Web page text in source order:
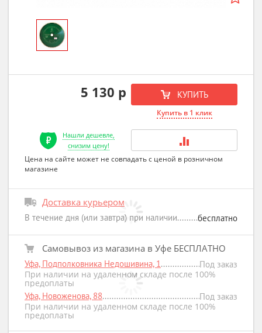
5 130 р КУПИТЬ
Купить в 1 клик
Нашли дешевле,
снизим цену!
Цена на сайте может не совпадать с ценой в розничном
магазине
Доставка курьером
В течение дня (или завтра) при наличии бесплатно
Самовывоз из магазина в Уфе БЕСПЛАТНО
Уфа, Подполковника Недошивина, 1
Под заказ
При наличии на удаленном складе после 100%
предоплаты
Уфа, Новоженова, 88
Под заказ
При наличии на удаленном складе после 100%
предоплаты